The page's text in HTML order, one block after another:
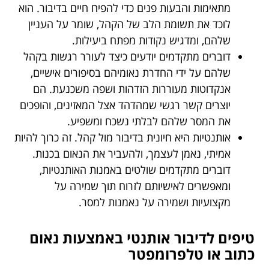
מתאימות והבעות פנים כדי להפיח חיים בדיבור. הוא
לוכד את תשומת הלב של הקהל, שומר על העניין
שלהם, ומדגיש נקודות מפתח ביעילות.
דוברים מתקדמים יודעים כיצד לעורר רגשות בקהל
שלהם על ידי החדרת נאומיהם בסיפורים אישיים,
אנקדוטות מעוררות הזדהות ושפה משכנעת. הם
יוצרים קשר רגשי שמהדהד אצל המאזינים, והופכים
את המסר שלהם לבלתי נשכח ומשפיע.
אותנטיות היא חיונית בדיבור מול קהל. זה כרוך להיות
אמיתי, נאמן לעצמך, ולהעביר את הנאום בכנות.
דוברים מתקדמים שולטים באמנות האותנטיות,
ומאפשרים לאישיותם לזרוח תוך שמירה על
מקצועיות ושמירה על נאמנות למסר.
טיפים לדיבור אותנטי באמצעות נאום
כתוב או טלפרומפטר